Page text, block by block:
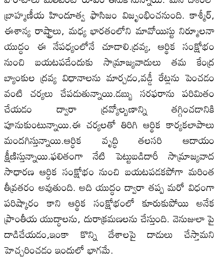
బ్రాహ్మణీయ హిందూత్వ ఫాసిజం విజృంభించనుంది. కాశ్మీర్,
ఈశాన్య రాష్ట్రాలు, మధ్య భారతంలోని మావోయిస్టు నిర్మూలనా
యుద్ధం ఈ నేపధ్యంలోనే చూడాలి.ద్రవ్య, ఆర్థిక సంక్షోభం
నుంచి బయటపడేందుకు సామ్రాజ్యవాదులు తమ కేంద్ర
బ్యాంకుల ద్రవ్య విధానాలను మార్చడం,వడ్డీ రేట్లను పెంచడం
వంటి చర్యలు చేపడుతున్నాయి.డబ్బు సరఫరాను పరిమితం
చేయడం ద్వారా ద్రవ్యోల్బణాన్ని తగ్గించడానికి
పూనుకుంటున్నాయి.ఈ చర్యలతో తిరిగి ఆర్థిక కార్యకలాపాలు
మందగిస్తున్నాయి.ఆర్ధిక వృద్ధి తలసరి ఆదాయం
క్షీణిస్తున్నాయి.ఫలితంగా నేటి పెట్టుబడిదారీ సామ్రాజ్యవాద
సాధారణ ఆర్ధిక సంక్షోభం నుంచి బయటపడకపోగా మరింత
తీవ్రతరం అవుతుంది. అది యుద్ధం ద్వారా తప్ప మరో విధంగా
పరిష్కారం కాని ఆర్థిక సంక్షోభంలో కూరుకుపోయి అనేక
ప్రాంతీయ యుద్ధాలను, దురాక్రమణలను చేస్తుంది. వెనుజులా పై
దాడిచేయడం,ఇంకా కొన్ని దేశాలపై దాడులు చేస్తామని
హెచ్చరించడం ఇందులో భాగమే.